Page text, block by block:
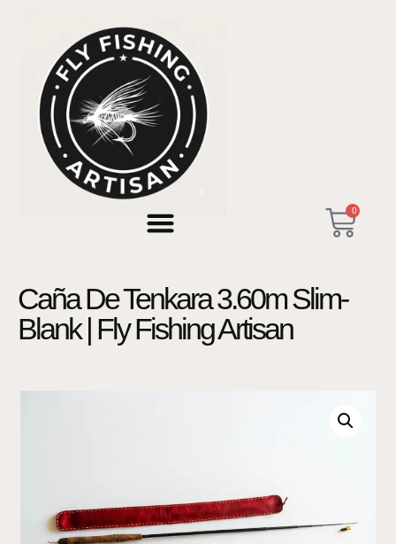
0
Caña De Tenkara 3.60m Slim-
Blank | Fly Fishing Artisan